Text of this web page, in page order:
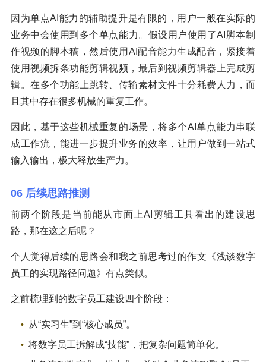
因为单点AI能力的辅助提升是有限的，用户一般在实际的
业务中会使用到多个单点能力。假设用户使用了AI脚本制
作视频的脚本稿，然后使用AI配音能力生成配音，紧接着
使用视频拆条功能剪辑视频，最后到视频剪辑器上完成剪
辑。在多个功能上跳转、传输素材文件十分耗费人力，而
且其中存在很多机械的重复工作。
因此，基于这些机械重复的场景，将多个AI单点能力串联
成工作流，能进一步提升业务的效率，让用户做到一站式
输入输出，极大释放生产力。
06 后续思路推测
前两个阶段是当前能从市面上AI剪辑工具看出的建设思
路，那在这之后呢？
个人觉得后续的思路会和我之前思考过的作文《浅谈数字
员工的实现路径问题》有点类似。
之前梳理到的数字员工建设四个阶段：
从“实习生”到“核心成员”。
将数字员工拆解成“技能”，把复杂问题简单化。